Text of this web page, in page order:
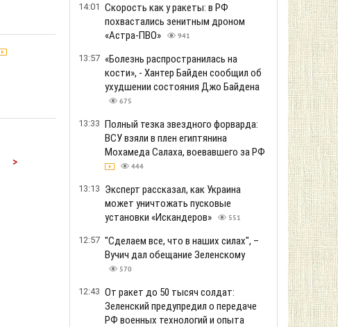
>
14:01 Скорость как у ракеты: в РФ
похвастались зенитным дроном
«Астра-ПВО»
941
13:57 «Болезнь распространилась на
кости», - Хантер Байден сообщил об
ухудшении состояния Джо Байдена
675
13:33 Полный тезка звездного форварда:
ВСУ взяли в плен египтянина
Мохамеда Салаха, воевавшего за РФ
444
13:13 Эксперт рассказал, как Украина
может уничтожать пусковые
установки «Искандеров»
551
12:57 "Сделаем все, что в наших силах", –
Вучич дал обещание Зеленскому
570
12:43 От ракет до 50 тысяч солдат:
Зеленский предупредил о передаче
РФ военных технологий и опыта